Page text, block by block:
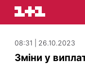
08:31 | 26.10.2023
Зміни у